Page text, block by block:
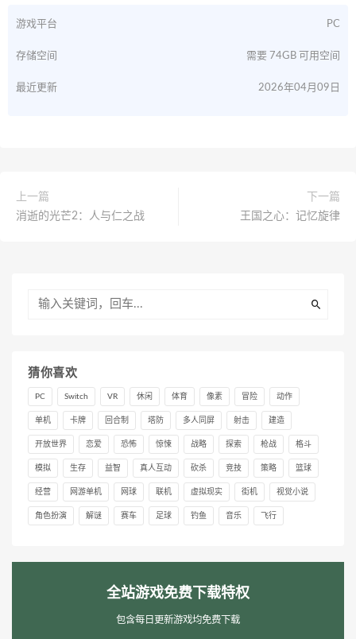
游戏平台 PC
存储空间 需要 74GB 可用空间
最近更新 2026年04月09日
上一篇
消逝的光芒2：人与仁之战
下一篇
王国之心：记忆旋律
猜你喜欢
PC Switch VR 休闲 体育 像素 冒险 动作
单机 卡牌 回合制 塔防 多人同屏 射击 建造
开放世界 恋爱 恐怖 惊悚 战略 探索 枪战 格斗
模拟 生存 益智 真人互动 砍杀 竞技 策略 篮球
经营 网游单机 网球 联机 虚拟现实 街机 视觉小说
角色扮演 解谜 赛车 足球 钓鱼 音乐 飞行
全站游戏免费下载特权
包含每日更新游戏均免费下载